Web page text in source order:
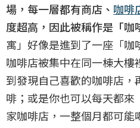
場，每一層都有商店、 咖啡
度超高，因此被稱作是「咖
寓」好像是進到了一座「
咖啡店被集中在同一棟大
到發現自己喜歡的咖啡店，
啡；或是你也可以每天都
家咖啡店，一整個月都可